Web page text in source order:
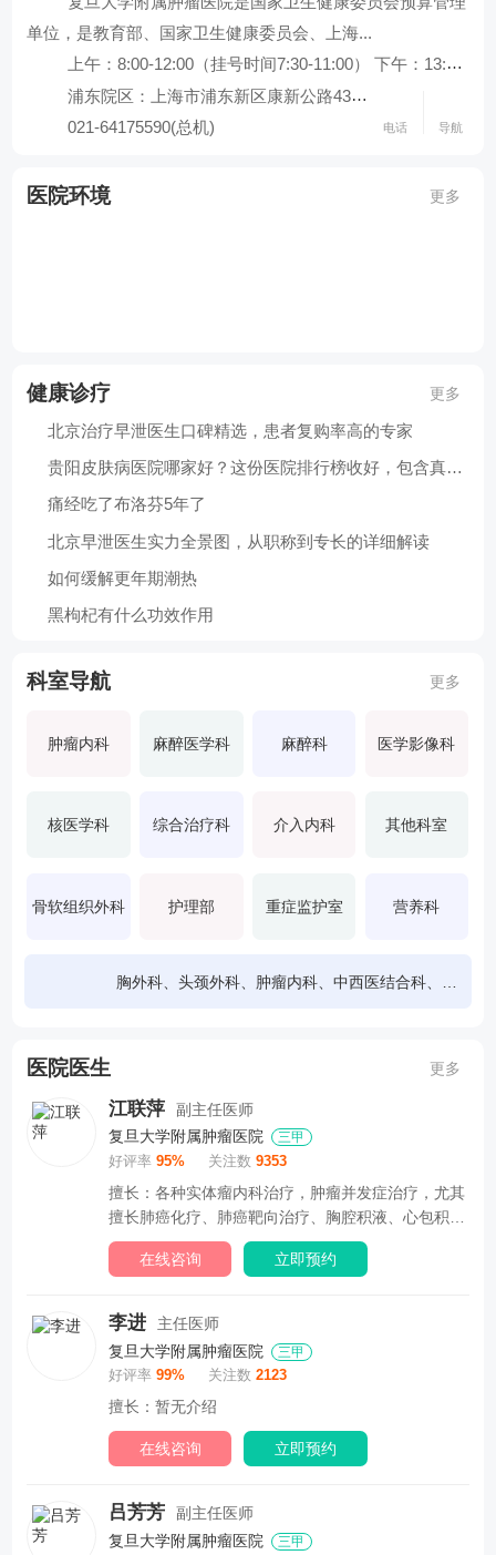
查看全部科室
复旦大学附属肿瘤医院
导航地址：浦东院区：上海市浦东新区康新公路4333号||徐
单位，是教育部、国家卫生健康委员会、上海...
上午：8:00-12:00（挂号时间7:30-11:00） 下午：13:30-17:00（挂号时间13:00-16:00）
浦东院区：上海市浦东新区康新公路4333...
021-64175590(总机)
电话 导航
医院环境 更多
健康诊疗 更多
北京治疗早泄医生口碑精选，患者复购率高的专家
贵阳皮肤病医院哪家好？这份医院排行榜收好，包含真实患者口碑
痛经吃了布洛芬5年了
北京早泄医生实力全景图，从职称到专长的详细解读
如何缓解更年期潮热
黑枸杞有什么功效作用
科室导航 更多
肿瘤内科 麻醉医学科 麻醉科 医学影像科
核医学科 综合治疗科 介入内科 其他科室
骨软组织外科 护理部 重症监护室 营养科
医院医生 更多
江联萍
副主任医师
复旦大学附属肿瘤医院
三甲
好评率95% 关注数 9353
擅长：各种实体瘤内科治疗，肿瘤并发症治疗，尤其
擅长肺癌化疗、肺癌靶向治疗、胸腔积液、心包积液
等的...
在线咨询
立即预约
李进
主任医师
复旦大学附属肿瘤医院
三甲
好评率99% 关注数 2123
擅长：暂无介绍
在线咨询 立即预约
吕芳芳
副主任医师
复旦大学附属肿瘤医院
三甲